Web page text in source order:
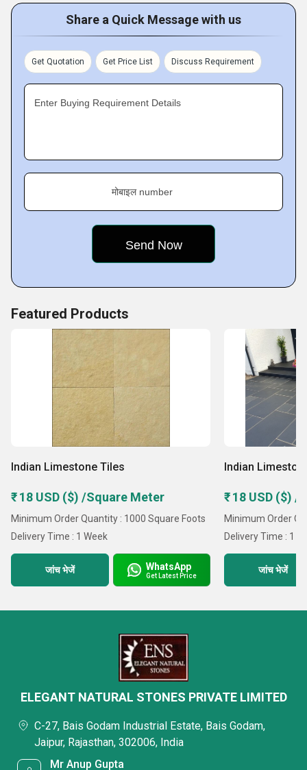
cost effective manner. We are engaged in the extraction of
stones, granites from quarries. Post quarrying, all the slabs
are taken to our processing facility where these are
segmented and finished as per the buyers requirements.
Share a Quick Message with us
Get Quotation Get Price List Discuss Requirement
Enter Buying Requirement Details
मोबाइल number
Featured Products
Indian Limestone Tiles
₹ 18 USD ($) /Square Meter
Minimum Order Quantity : 1000 Square Foots
Delivery Time : 1 Week
जांच भेजें WhatsApp
Get Latest Price
Indian
₹ 18 USD ($)
Minimum Order
Delivery Time : 1
जांच भेजें
ELEGANT NATURAL STONES PRIVATE LIMITED
C-27, Bais Godam Industrial Estate, Bais Godam,
Jaipur, Rajasthan, 302006, India
Mr Anup Gupta